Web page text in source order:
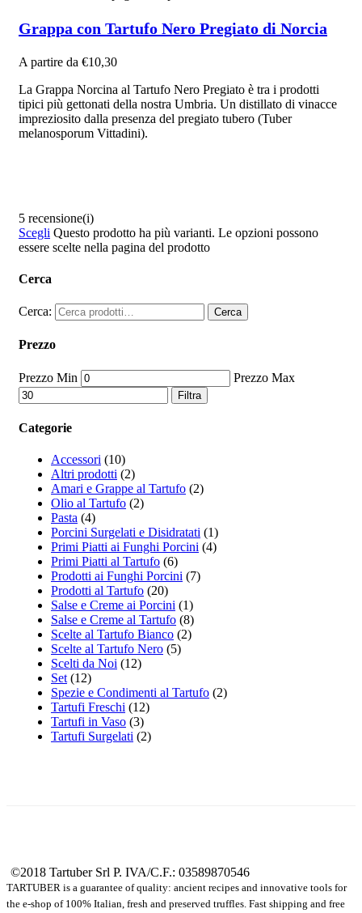
Grappa con Tartufo Nero Pregiato di Norcia
A partire da €10,30
La Grappa Norcina al Tartufo Nero Pregiato è tra i prodotti
tipici più gettonati della nostra Umbria. Un distillato di vinacce
impreziosito dalla presenza del pregiato tubero (Tuber
melanosporum Vittadini).
5 recensione(i)
Scegli Questo prodotto ha più varianti. Le opzioni possono
essere scelte nella pagina del prodotto
Cerca
Cerca: Cerca
Prezzo
Prezzo Min Prezzo Max
Filtra
Categorie
Accessori (10)
Altri prodotti (2)
Amari e Grappe al Tartufo (2)
Olio al Tartufo (2)
Pasta (4)
Porcini Surgelati e Disidratati (1)
Primi Piatti ai Funghi Porcini (4)
Primi Piatti al Tartufo (6)
Prodotti ai Funghi Porcini (7)
Prodotti al Tartufo (20)
Salse e Creme ai Porcini (1)
Salse e Creme al Tartufo (8)
Scelte al Tartufo Bianco (2)
Scelte al Tartufo Nero (5)
Scelti da Noi (12)
Set (12)
Spezie e Condimenti al Tartufo (2)
Tartufi Freschi (12)
Tartufi in Vaso (3)
Tartufi Surgelati (2)
©2018 Tartuber Srl P. IVA/C.F.: 03589870546
TARTUBER is a guarantee of quality: ancient recipes and innovative tools for
the e-shop of 100% Italian, fresh and preserved truffles. Fast shipping and free